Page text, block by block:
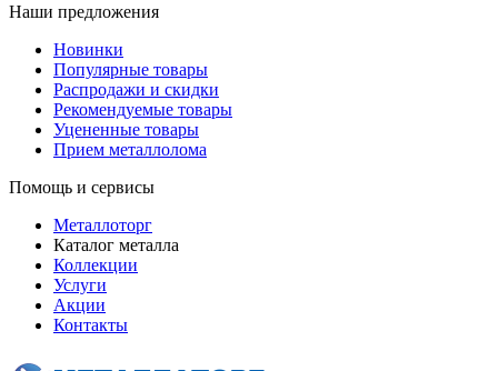
Наши предложения
Новинки
Популярные товары
Распродажи и скидки
Рекомендуемые товары
Уцененные товары
Прием металлолома
Помощь и сервисы
Металлоторг
Каталог металла
Коллекции
Услуги
Акции
Контакты